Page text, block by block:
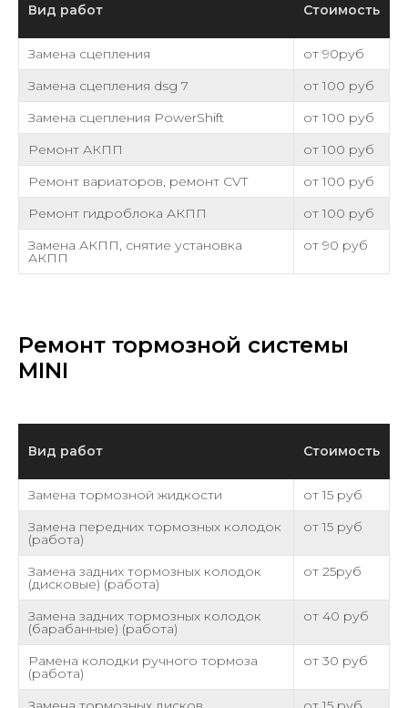
Вид работ Стоимость
Замена сцепления
от 90руб
Замена сцепления dsg 7
от 100 руб
Замена сцепления PowerShift
от 100 руб
Ремонт АКПП
от 100 руб
Ремонт вариаторов, ремонт CVT
от 100 руб
Ремонт гидроблока АКПП
от 100 руб
Замена АКПП, снятие установка
АКПП
от 90 руб
Ремонт тормозной системы
MINI
Вид работ Стоимость
Замена тормозной жидкости
от 15 руб
Замена передних тормозных колодок
(работа)
от 15 руб
Замена задних тормозных колодок
(дисковые) (работа)
от 25руб
Замена задних тормозных колодок
(барабанные) (работа)
от 40 руб
Pамена колодки ручного тормоза
(работа)
от 30 руб